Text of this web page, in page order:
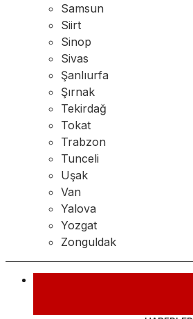
Samsun
Siirt
Sinop
Sivas
Şanlıurfa
Şırnak
Tekirdağ
Tokat
Trabzon
Tunceli
Uşak
Van
Yalova
Yozgat
Zonguldak